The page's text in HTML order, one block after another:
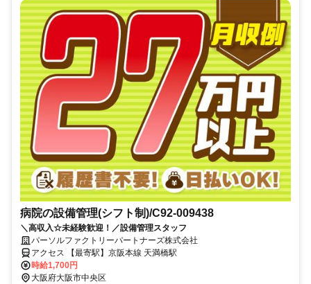
病院の設備管理(シフト制)/C92-009438
＼高収入☆未経験歓迎！／設備管理スタッフ
パーソルファクトリーパートナーズ株式会社
アクセス 【最寄駅】京阪本線 天満橋駅
時給1,700円
大阪府大阪市中央区